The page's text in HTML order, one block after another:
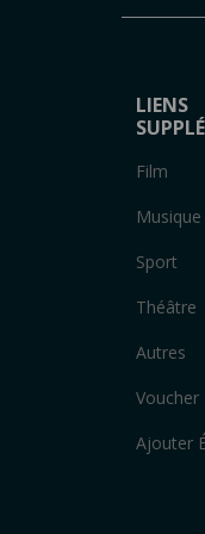
LIENS
Film
Musique
Sport
Théâtre
Autres
Voucher
Ajouter